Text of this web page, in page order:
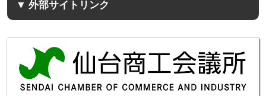
▼ 外部サイトリンク